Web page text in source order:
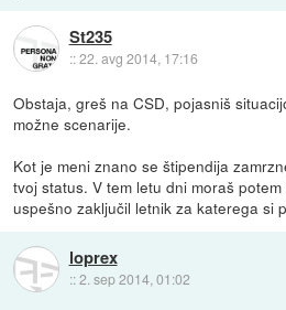
St235
::22. avg 2014, 17:16
Obstaja, greš na CSD, pojasniš
možne scenarije.
Kot je meni znano se štipendija
tvoj status. V tem letu dni moraš
uspešno zaključil letnik za katerega si
loprex
::2. sep 2014, 01:02